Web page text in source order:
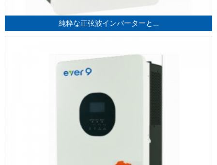
純粋な正弦波インバーターと...